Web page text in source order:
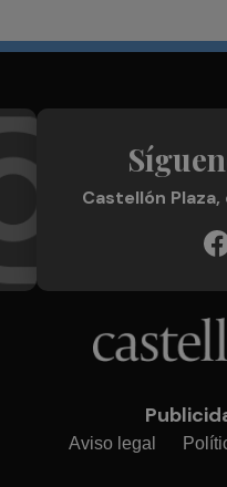
Castellón
Aviso legal